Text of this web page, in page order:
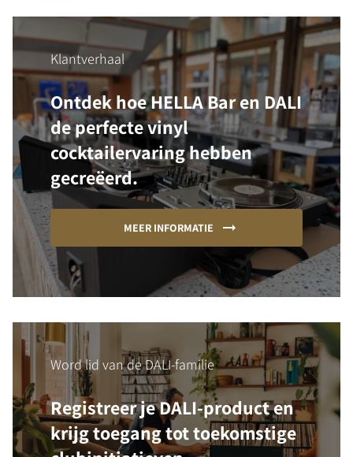
Klantverhaal
Ontdek hoe HELLA Bar en DALI
de perfecte vinyl
cocktailervaring hebben
gecreëerd.
MEER INFORMATIE
Word lid van de DALI-familie
Registreer je DALI-product en
krijg toegang tot toekomstige